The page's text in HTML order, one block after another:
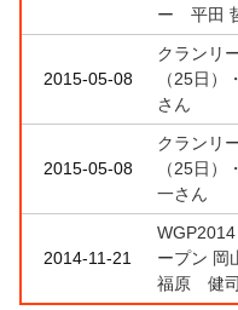
ー 平田
2015-05-08
クランリ
（25日
さん
2015-05-08
クランリ
（25日
一さん
2014-11-21
ープン 岡
福原 健